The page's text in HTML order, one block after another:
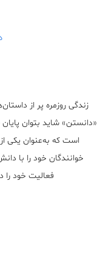
زندگی روزمره پر از
«دانستن» شاید بتوان
است که به‌عنوان یکی
خوانندگان خود را با
فعالیت خود را در تابستان